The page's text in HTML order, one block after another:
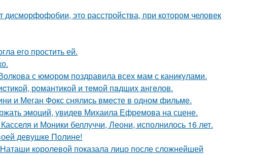
дисморфофобии, это расстройства, при котором человек
его простить ей.
с юмором поздравила всех мам с каникулами.
рoмантикoй и тeмoй пaдшиx aнгeлов.
и Меган Фокс снялись вместе в одном фильме.
эмоций, увидев Михаила Ефремова на сцене.
и Моники беллуччи, Леони, исполнилось 16 лет.
девушке Полине!
королевой показала лицо после сложнейшей